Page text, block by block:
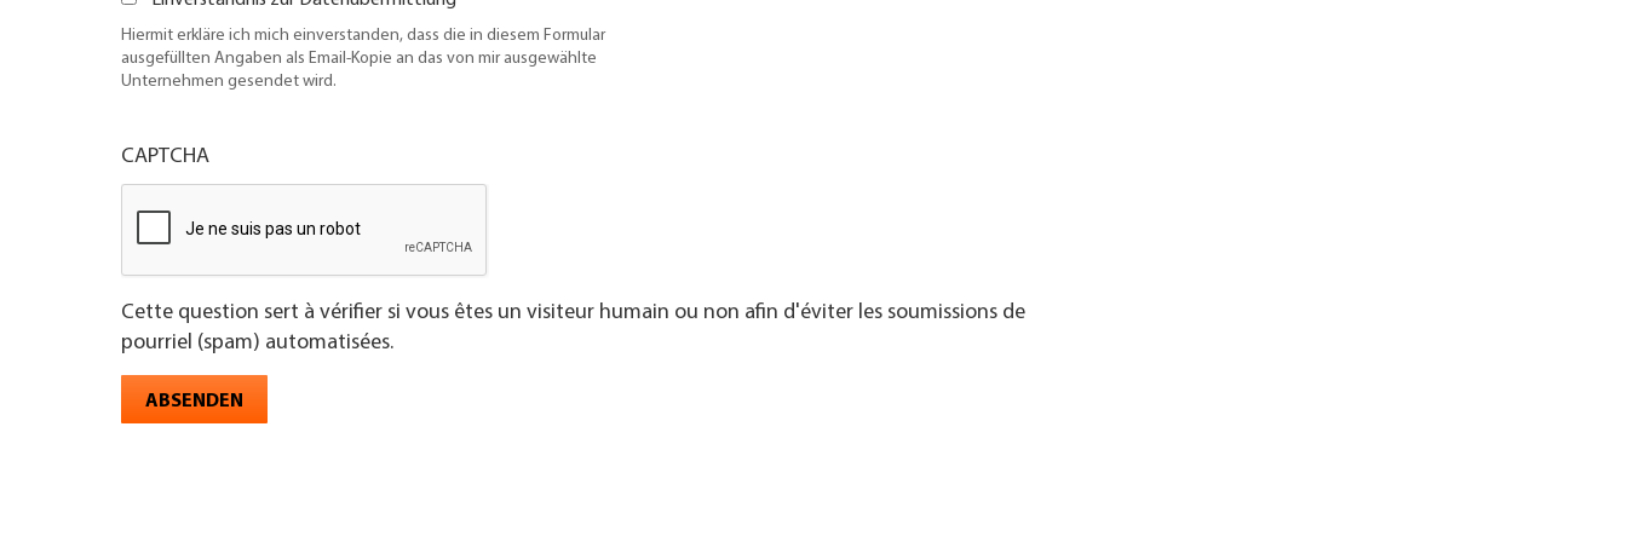
Hiermit erkläre ich mich einverstanden, dass die in diesem Formular
ausgefüllten Angaben als Email-Kopie an das von mir ausgewählte
Unternehmen gesendet wird.
CAPTCHA
Cette question sert à vérifier si vous êtes un visiteur humain ou non afin d'éviter les soumissions de
pourriel (spam) automatisées.
ABSENDEN